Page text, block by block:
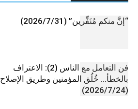
“إنَّ منكم مُنَفِّرين” (2026/7/31)
فن التعامل مع الناس (2): الاعتراف
بالخطأ… خُلُق المؤمنين وطريق الإصلاح
(2026/7/24)